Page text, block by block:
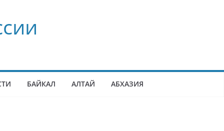
БАЙКАЛ АЛТАЙ АБХАЗИЯ